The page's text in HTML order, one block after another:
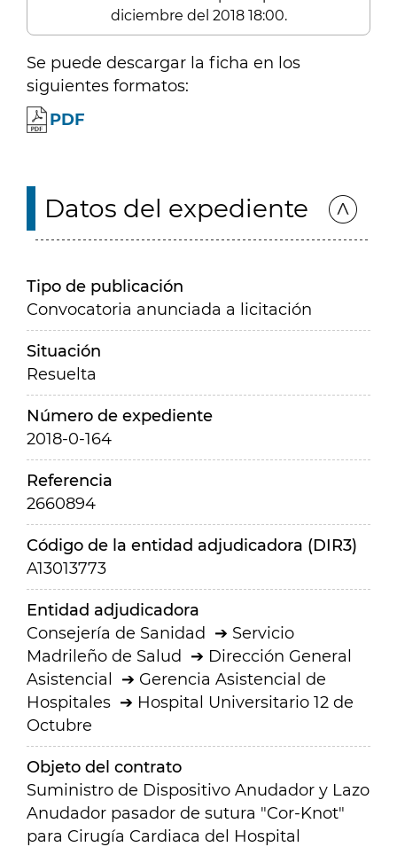
diciembre del 2018 18:00.
Se puede descargar la ficha en los
siguientes formatos:
PDF
Datos del expediente
Tipo de publicación
Convocatoria anunciada a licitación
Situación
Resuelta
Número de expediente
2018-0-164
Referencia
2660894
Código de la entidad adjudicadora (DIR3)
A13013773
Entidad adjudicadora
Consejería de Sanidad
Servicio
Madrileño de Salud
Dirección General
Asistencial
Gerencia Asistencial de
Hospitales
Hospital Universitario 12 de
Octubre
Objeto del contrato
Suministro de Dispositivo Anudador y Lazo
Anudador pasador de sutura "Cor-Knot"
para Cirugía Cardiaca del Hospital